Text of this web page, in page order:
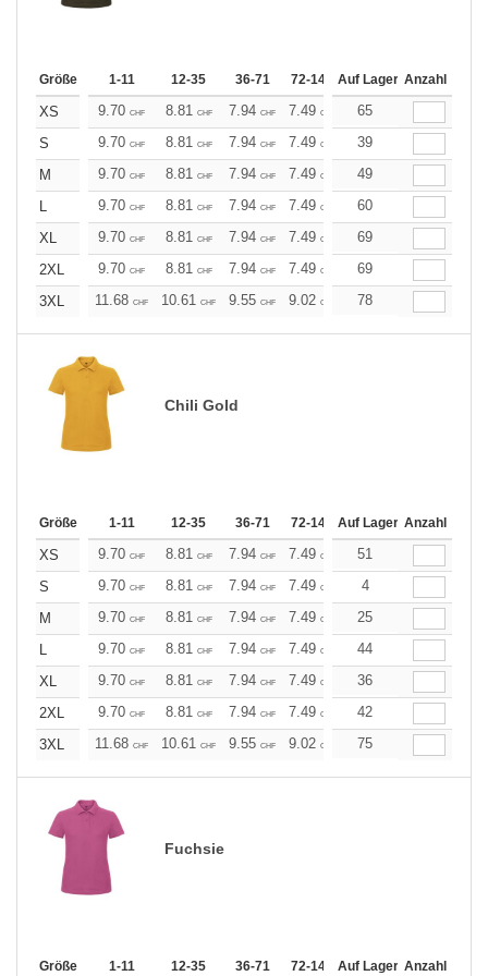
Größe 1-11 12-35 36-71 72-143 144-287 288 +
Auf Lager Anzahl
XS 9.70 CHF 8.81 CHF 7.94 CHF 7.49 CHF 7.05
65
S
9.70 CHF 8.81 CHF 7.94 CHF 7.49 CHF 7.05
39
M
9.70 CHF 8.81 CHF 7.94 CHF 7.49 CHF 7.05
49
L
9.70 CHF 8.81 CHF 7.94 CHF 7.49 CHF 7.05
60
XL
9.70 CHF 8.81 CHF 7.94 CHF 7.49 CHF 7.05
69
2XL
9.70 CHF 8.81 CHF 7.94 CHF 7.49 CHF 7.05
69
3XL
11.68 CHF 10.61 CHF 9.55 CHF 9.02 CHF 8.49
78
Chili Gold
Größe 1-11 12-35 36-71 72-143 144-287 288 +
Auf Lager Anzahl
XS 9.70 CHF 8.81 CHF 7.94 CHF 7.49 CHF 7.05
51
S
9.70 CHF 8.81 CHF 7.94 CHF 7.49 CHF 7.05
4
M
9.70 CHF 8.81 CHF 7.94 CHF 7.49 CHF 7.05
25
L
9.70 CHF 8.81 CHF 7.94 CHF 7.49 CHF 7.05
44
XL
9.70 CHF 8.81 CHF 7.94 CHF 7.49 CHF 7.05
36
2XL
9.70 CHF 8.81 CHF 7.94 CHF 7.49 CHF 7.05
42
3XL
11.68 CHF 10.61 CHF 9.55 CHF 9.02 CHF 8.49
75
Fuchsie
Größe 1-11 12-35 36-71 72-143 144-287 288 +
Auf Lager Anzahl